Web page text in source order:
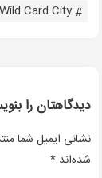
Wild Card City
دیدگاهتان را
نشانی ایمیل شما
شده‌اند*